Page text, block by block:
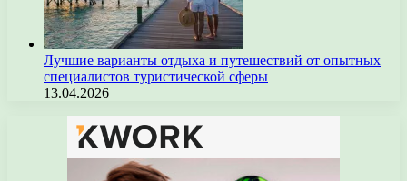
Лучшие варианты отдыха и путешествий от опытных
специалистов туристической сферы
13.04.2026